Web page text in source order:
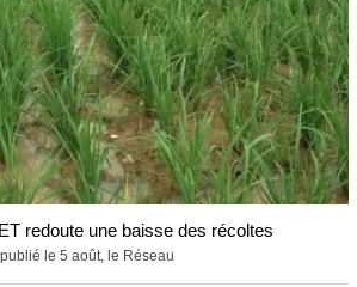
redoute une baisse des récoltes
le 5 août, le Réseau